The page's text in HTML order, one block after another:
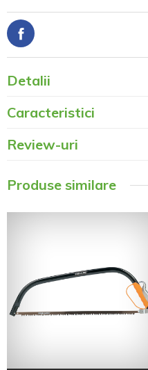
Detalii
Caracteristici
Review-uri
Produse similare